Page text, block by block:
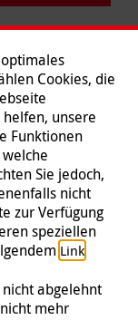
Cookies, die
unsere
Funktionen
Sie jedoch,
nicht
zur Verfügung
speziellen
Link.
abgelehnt
mehr